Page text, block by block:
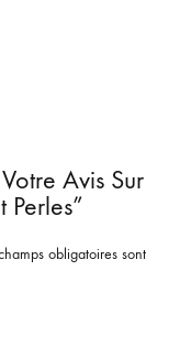
Avis Sur
Perles”
obligatoires sont